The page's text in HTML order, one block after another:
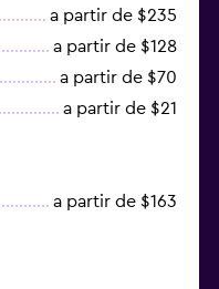
a partir de $235
a partir de $128
a partir de $70
a partir de $21
a partir de $163